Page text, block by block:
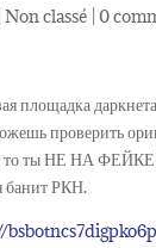
|Non classé |0
площадка
проверить
то ты НЕ НА
банит РКН.